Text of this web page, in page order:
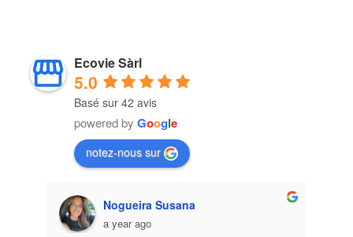
Ecovie Sàrl
5.0
Basé sur 42 avis
powered byGoogle
notez-nous sur
Nogueira Susana
a year ago